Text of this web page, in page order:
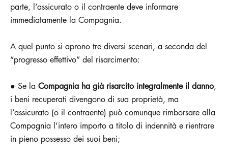
parte, l’assicurato o il contraente deve informare
immediatamente la Compagnia.
A quel punto si aprono tre diversi scenari, a seconda del
“progresso effettivo” del risarcimento:
● Se la Compagnia ha già risarcito integralmente il danno,
i beni recuperati divengono di sua proprietà, ma
l’assicurato (o il contraente) può comunque rimborsare alla
Compagnia l’intero importo a titolo di indennità e rientrare
in pieno possesso dei suoi beni;